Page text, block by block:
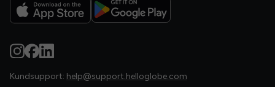
Kundsupport: help@support.helloglobe.com